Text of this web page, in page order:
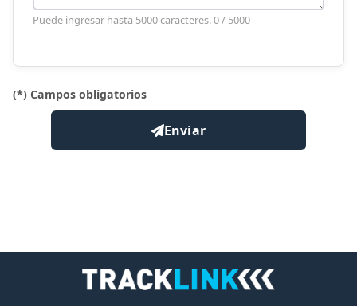
Puede ingresar hasta 5000 caracteres.0/ 5000
(*) Campos obligatorios
Enviar